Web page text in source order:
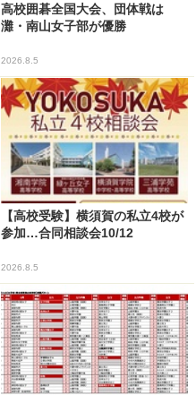
高校囲碁全国大会、団体戦は
灘・南山女子部が優勝
2026.8.5
【高校受験】横須賀の私立4校が
参加…合同相談会10/12
2026.8.5